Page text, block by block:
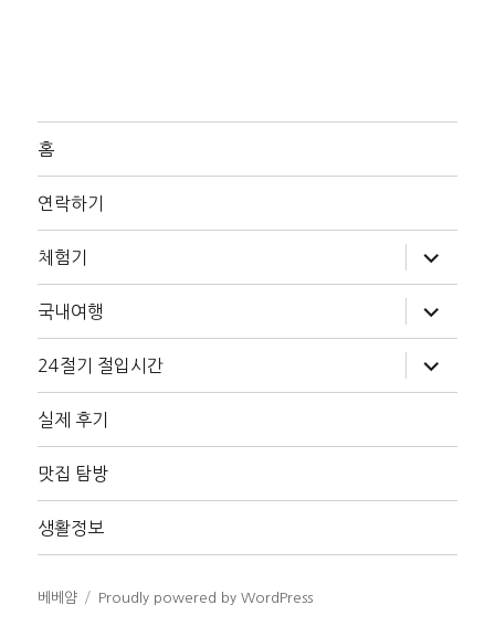
홈
연락하기
체험기
위
메
확
장
국내여행
위
메
확
장
24절기 절입시간
위
메
장
실제 후기
맛집 탐방
생활정보
베베얌 Proudly powered by WordPress